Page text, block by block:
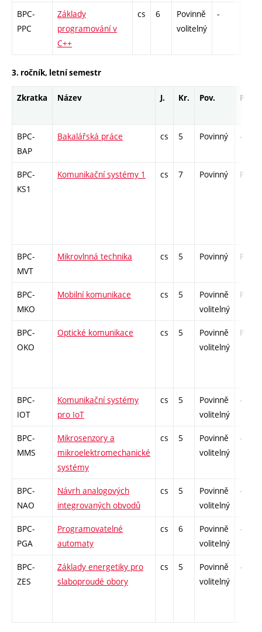
BPC-
PPC
Základy
programování v
C++
cs 6
Povinně
volitelný
-
3. ročník, letní semestr
Zkratka Název J. Kr. Pov. Prof.
BPC-
BAP
Bakalářská práce cs 5 Povinný -
BPC-
KS1
Komunikační systémy 1 cs 7 Povinný PZ
BPC-
MVT
Mikrovlnná technika cs 5 Povinný PZ
BPC-
MKO
Mobilní komunikace cs 5
Povinně
volitelný
PZ
BPC-
OKO
Optické komunikace cs 5
Povinně
volitelný
PZ
BPC-
IOT
Komunikační systémy
pro IoT
cs 5
Povinně
volitelný
-
BPC-
MMS
Mikrosenzory a
mikroelektromechanické
systémy
cs 5
Povinně
volitelný
-
BPC-
NAO
Návrh analogových
integrovaných obvodů
cs 5
Povinně
volitelný
-
BPC-
PGA
Programovatelné
automaty
cs 6
Povinně
volitelný
-
BPC-
ZES
Základy energetiky pro
slaboproudé obory
cs 5
Povinně
volitelný
-